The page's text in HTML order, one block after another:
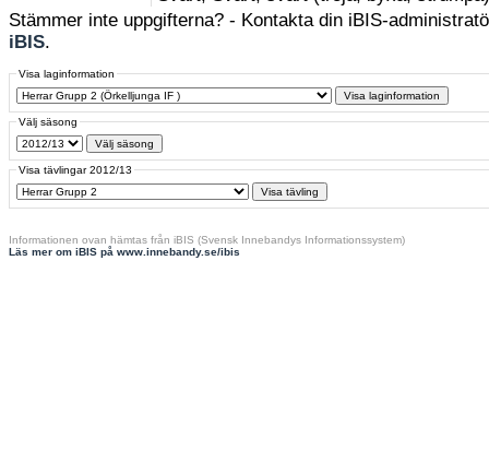
Stämmer inte uppgifterna? - Kontakta din iBIS-
iBIS.
Visa laginformation
Välj säsong
Visa tävlingar 2012/13
Informationen ovan hämtas från iBIS (Svensk Innebandys Informationssystem)
Läs mer om iBIS på www.innebandy.se/ibis